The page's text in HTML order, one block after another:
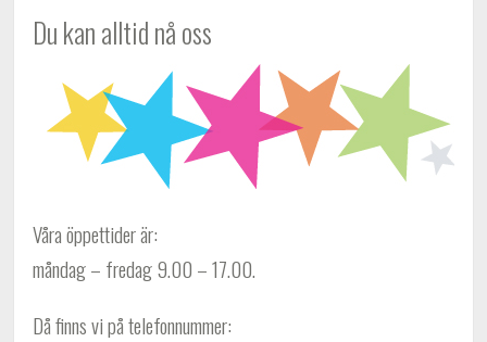
Du kan alltid nå oss
Våra öppettider är:
måndag – fredag 9.00 – 17.00.
Då finns vi på telefonnummer: